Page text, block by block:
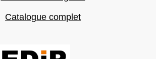
Catalogue complet